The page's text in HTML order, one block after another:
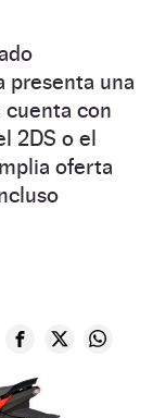
presenta una
con
2DS o el
oferta